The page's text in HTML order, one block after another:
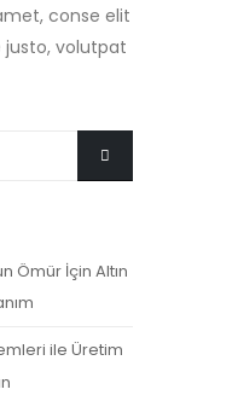
conse elit
volutpat
Ömür İçin Altın
ile Üretim